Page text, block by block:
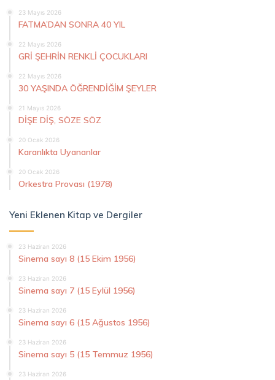
23 Mayıs 2026
FATMA’DAN SONRA 40 YIL
22 Mayıs 2026
GRİ ŞEHRİN RENKLİ ÇOCUKLARI
22 Mayıs 2026
30 YAŞINDA ÖĞRENDİĞİM ŞEYLER
21 Mayıs 2026
DİŞE DİŞ, SÖZE SÖZ
20 Ocak 2026
Karanlıkta Uyananlar
20 Ocak 2026
Orkestra Provası (1978)
Yeni Eklenen Kitap ve Dergiler
23 Haziran 2026
Sinema sayı 8 (15 Ekim 1956)
23 Haziran 2026
Sinema sayı 7 (15 Eylül 1956)
23 Haziran 2026
Sinema sayı 6 (15 Ağustos 1956)
23 Haziran 2026
Sinema sayı 5 (15 Temmuz 1956)
23 Haziran 2026